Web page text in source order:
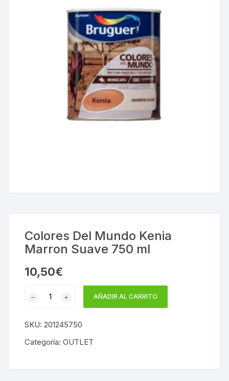
Colores Del Mundo Kenia
Marron Suave 750 ml
10,50€
Kenia
Marron
AÑADIR AL CARRITO
SKU:201245750
Categoría:OUTLET